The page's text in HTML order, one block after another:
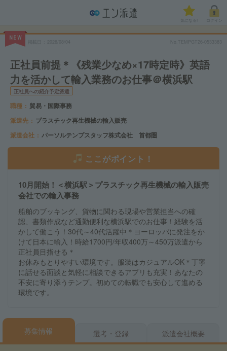
気になる!
NEW
2026/08/04 No.TEMPGT26-0533383
正社員前提＊《残業少なめ×17時定時》英語
力を活かして輸入業務のお仕事＠横浜駅
正社員への紹介予定派遣
職種
貿易・国際事務
派遣先
プラスチック再生機械の輸入販売
派遣会社
パーソルテンプスタッフ株式会社 首都圏
ここがポイント！
10月開始！＜横浜駅＞プラスチック再生機械の輸入販売
会社での輸入事務
船舶のブッキング、貨物に関わる現場や営業担当への確
認、書類作成など通勤便利な横浜駅でのお仕事！経験を活
かして働こう！30代～40代活躍中＊ヨーロッパに発注をか
けて日本に輸入！時給1700円/年収400万～450万派遣から
正社員目指せる＊
お休みもとりやすい環境です。服装はカジュアルOK＊丁寧
に話せる面談と気軽に相談できるアプリも充実！あなたの
不安に寄り添うテンプ。初めての転職でも安心して進める
環境です。
募集情報 選考・登録 派遣会社概要